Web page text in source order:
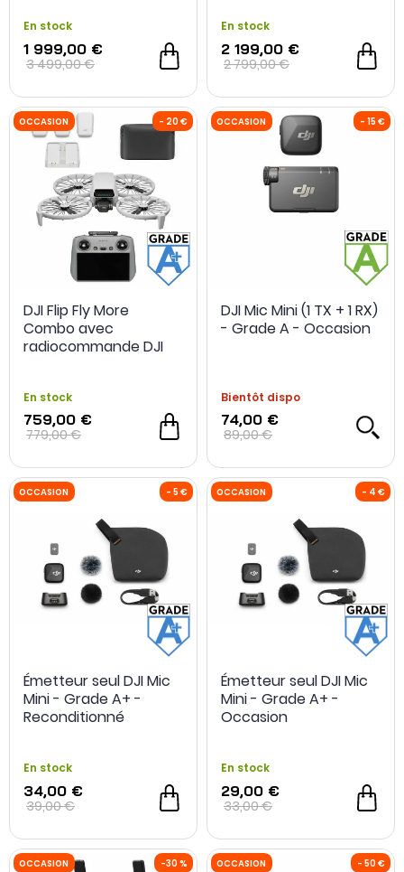
OCCASION - 80 € OCCASION
OCCASION - 1 500 €
En stock
1 999,00 €
3 499,00 €
OCCASION
En stock
2 199,00 €
2 799,00 €
DJI Flip Fly More
Combo avec
radiocommande DJI
En stock
759,00 €
779,00 €
DJI Mic Mini (1 TX + 1 RX)
- Grade A - Occasion
Bientôt dispo
74,00 €
89,00 €
Émetteur seul DJI Mic
Mini - Grade A+ -
Reconditionné
En stock
34,00 €
39,00 €
Émetteur seul DJI Mic
Mini - Grade A+ -
Occasion
En stock
29,00 €
33,00 €